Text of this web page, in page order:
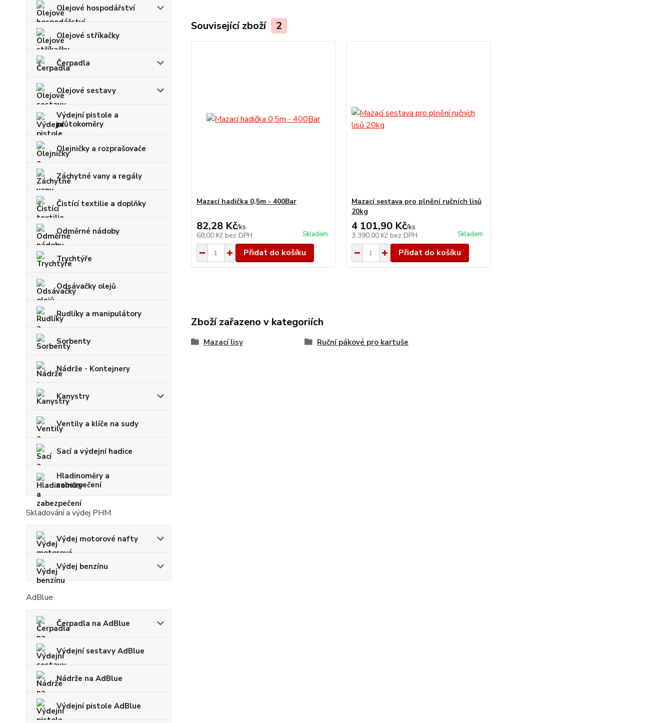
Olejové hospodářství
Olejové stříkačky
Čerpadla
Olejové sestavy
Výdejní pistole a
průtokoměry
Olejničky a rozprašovače
Záchytné vany a regály
Čistící textilie a doplňky
Odměrné nádoby
Trychtýře
Odsávačky olejů
Rudlíky a manipulátory
Sorbenty
Nádrže - Kontejnery
Kanystry
Ventily a klíče na sudy
Sací a výdejní hadice
Hladinoměry a
zabezpečení
Skladování a výdej PHM
Výdej motorové nafty
Výdej benzínu
AdBlue
Čerpadla na AdBlue
Výdejní sestavy AdBlue
Nádrže na AdBlue
Výdejní pistole AdBlue
Související zboží 2
Mazací hadička 0,5m - 400Bar
82,28 Kč/ks
68,00 Kč bez DPH Skladem
Přidat do košíku
Mazací sestava pro plnění ručních lisů
20kg
4 101,90 Kč/ks
3 390,00 Kč bez DPH Skladem
Přidat do košíku
Zboží zařazeno v kategoriích
Mazací lisy Ruční pákové pro kartuše